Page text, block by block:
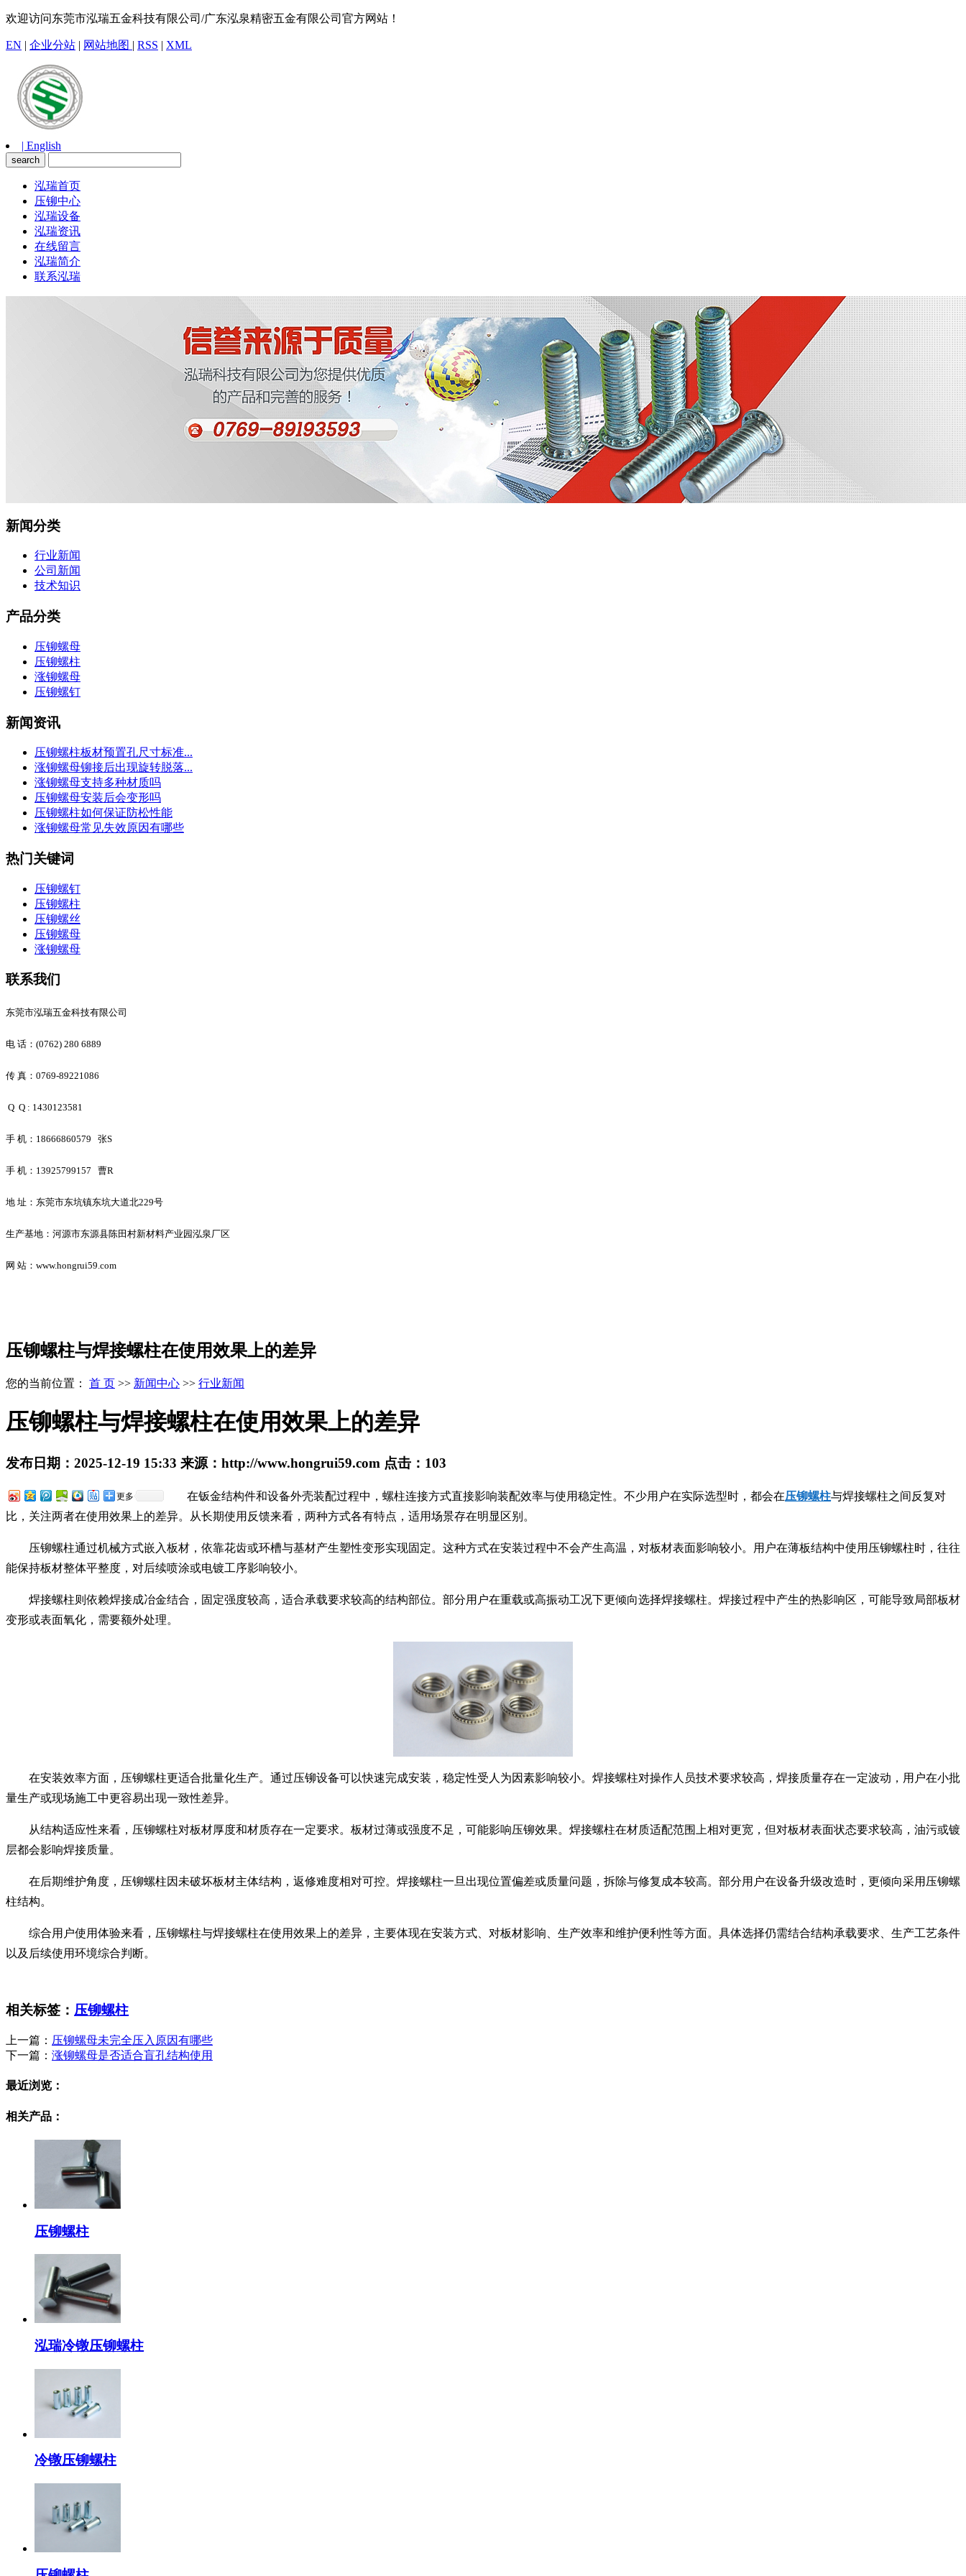
欢迎访问东莞市泓瑞五金科技有限公司/广东泓泉精密五金有限公司官方网站！
EN | 企业分站 | 网站地图 | RSS | XML
| English
泓瑞首页
压铆中心
泓瑞设备
泓瑞资讯
在线留言
泓瑞简介
联系泓瑞
新闻分类
行业新闻
公司新闻
技术知识
产品分类
压铆螺母
压铆螺柱
涨铆螺母
压铆螺钉
新闻资讯
压铆螺柱板材预置孔尺寸标准...
涨铆螺母铆接后出现旋转脱落...
涨铆螺母支持多种材质吗
压铆螺母安装后会变形吗
压铆螺柱如何保证防松性能
涨铆螺母常见失效原因有哪些
热门关键词
压铆螺钉
压铆螺柱
压铆螺丝
压铆螺母
涨铆螺母
联系我们
东莞市泓瑞五金科技有限公司
电 话：(0762) 280 6889
传 真：0769-89221086
Q Q : 1430123581
手 机：18666860579 张S
手 机：13925799157 曹R
地 址：东莞市东坑镇东坑大道北229号
生产基地：河源市东源县陈田村新材料产业园泓泉厂区
网 站：www.hongrui59.com
压铆螺柱与焊接螺柱在使用效果上的差异
您的当前位置： 首 页 >> 新闻中心 >> 行业新闻
压铆螺柱与焊接螺柱在使用效果上的差异
发布日期： 2025-12-19 15:33 来源： http://www.hongrui59.com 点击： 103
更多 在钣金结构件和设备外壳装配过程中，螺柱连接方式直接影响装配效率与使用稳定性。不少用户在实际选型时，都会在压铆螺柱与焊接螺柱之间反复对
比，关注两者在使用效果上的差异。从长期使用反馈来看，两种方式各有特点，适用场景存在明显区别。
压铆螺柱通过机械方式嵌入板材，依靠花齿或环槽与基材产生塑性变形实现固定。这种方式在安装过程中不会产生高温，对板材表面影响较小。用户在薄板结构中使用压铆螺柱时，往往
能保持板材整体平整度，对后续喷涂或电镀工序影响较小。
焊接螺柱则依赖焊接成冶金结合，固定强度较高，适合承载要求较高的结构部位。部分用户在重载或高振动工况下更倾向选择焊接螺柱。焊接过程中产生的热影响区，可能导致局部板材
变形或表面氧化，需要额外处理。
在安装效率方面，压铆螺柱更适合批量化生产。通过压铆设备可以快速完成安装，稳定性受人为因素影响较小。焊接螺柱对操作人员技术要求较高，焊接质量存在一定波动，用户在小批
量生产或现场施工中更容易出现一致性差异。
从结构适应性来看，压铆螺柱对板材厚度和材质存在一定要求。板材过薄或强度不足，可能影响压铆效果。焊接螺柱在材质适配范围上相对更宽，但对板材表面状态要求较高，油污或镀
层都会影响焊接质量。
在后期维护角度，压铆螺柱因未破坏板材主体结构，返修难度相对可控。焊接螺柱一旦出现位置偏差或质量问题，拆除与修复成本较高。部分用户在设备升级改造时，更倾向采用压铆螺
柱结构。
综合用户使用体验来看，压铆螺柱与焊接螺柱在使用效果上的差异，主要体现在安装方式、对板材影响、生产效率和维护便利性等方面。具体选择仍需结合结构承载要求、生产工艺条件
以及后续使用环境综合判断。
相关标签： 压铆螺柱
上一篇： 压铆螺母未完全压入原因有哪些
下一篇： 涨铆螺母是否适合盲孔结构使用
最近浏览：
相关产品：
压铆螺柱
泓瑞冷镦压铆螺柱
冷镦压铆螺柱